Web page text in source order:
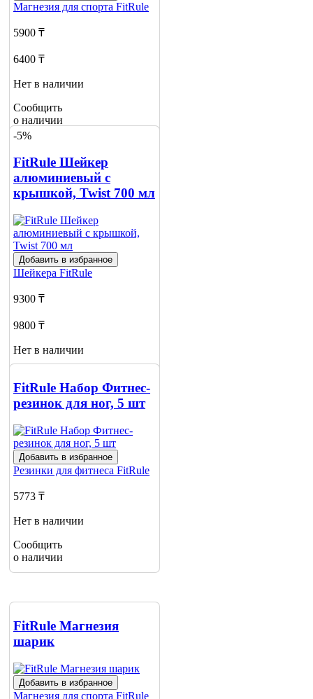
Магнезия для спорта FitRule
5900 ₸
6400 ₸
Нет в наличии
Сообщить
о наличии
-5%
FitRule Шейкер
алюминиевый с
крышкой, Twist 700 мл
Добавить в избранное
Шейкера FitRule
9300 ₸
9800 ₸
Нет в наличии
о наличии
1
FitRule Набор Фитнес-
резинок для ног, 5 шт
Добавить в избранное
Резинки для фитнеса FitRule
5773 ₸
Нет в наличии
Сообщить
о наличии
FitRule Магнезия
шарик
Добавить в избранное
Магнезия для спорта FitRule